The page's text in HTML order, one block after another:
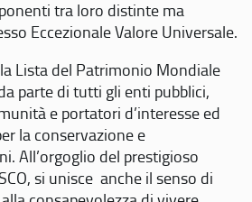
tra loro distinte ma
Eccezionale Valore Universale.
Lista del Patrimonio Mondiale
parte di tutti gli enti pubblici,
e portatori d’interesse ed
la conservazione e
All’orgoglio del prestigioso
si unisce anche il senso di